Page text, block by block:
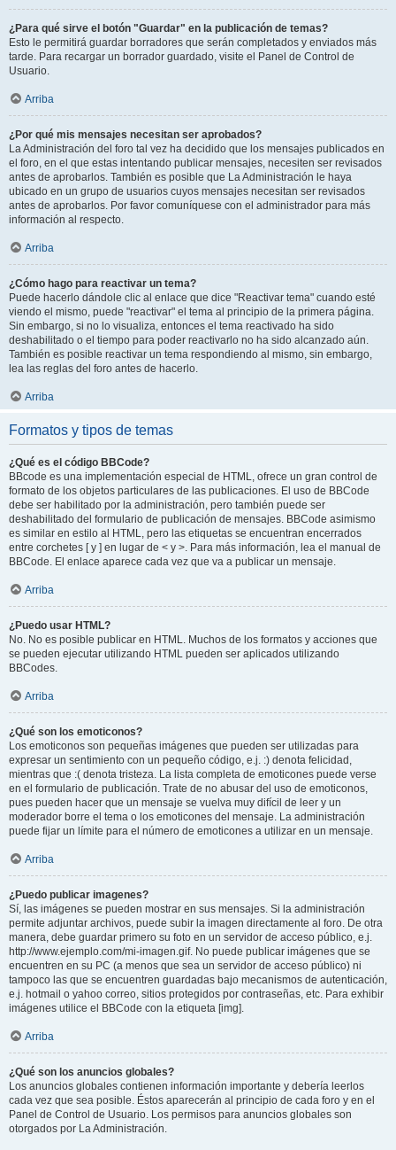
¿Para qué sirve el botón "Guardar" en la publicación de temas?
Esto le permitirá guardar borradores que serán completados y enviados más
tarde. Para recargar un borrador guardado, visite el Panel de Control de
Usuario.
Arriba
¿Por qué mis mensajes necesitan ser aprobados?
La Administración del foro tal vez ha decidido que los mensajes publicados en
el foro, en el que estas intentando publicar mensajes, necesiten ser revisados
antes de aprobarlos. También es posible que La Administración le haya
ubicado en un grupo de usuarios cuyos mensajes necesitan ser revisados
antes de aprobarlos. Por favor comuníquese con el administrador para más
información al respecto.
Arriba
¿Cómo hago para reactivar un tema?
Puede hacerlo dándole clic al enlace que dice "Reactivar tema" cuando esté
viendo el mismo, puede "reactivar" el tema al principio de la primera página.
Sin embargo, si no lo visualiza, entonces el tema reactivado ha sido
deshabilitado o el tiempo para poder reactivarlo no ha sido alcanzado aún.
También es posible reactivar un tema respondiendo al mismo, sin embargo,
lea las reglas del foro antes de hacerlo.
Arriba
Formatos y tipos de temas
¿Qué es el código BBCode?
BBcode es una implementación especial de HTML, ofrece un gran control de
formato de los objetos particulares de las publicaciones. El uso de BBCode
debe ser habilitado por la administración, pero también puede ser
deshabilitado del formulario de publicación de mensajes. BBCode asimismo
es similar en estilo al HTML, pero las etiquetas se encuentran encerrados
entre corchetes [ y ] en lugar de < y >. Para más información, lea el manual de
BBCode. El enlace aparece cada vez que va a publicar un mensaje.
Arriba
¿Puedo usar HTML?
No. No es posible publicar en HTML. Muchos de los formatos y acciones que
se pueden ejecutar utilizando HTML pueden ser aplicados utilizando
BBCodes.
Arriba
¿Qué son los emoticonos?
Los emoticonos son pequeñas imágenes que pueden ser utilizadas para
expresar un sentimiento con un pequeño código, e.j. :) denota felicidad,
mientras que :( denota tristeza. La lista completa de emoticones puede verse
en el formulario de publicación. Trate de no abusar del uso de emoticonos,
pues pueden hacer que un mensaje se vuelva muy difícil de leer y un
moderador borre el tema o los emoticones del mensaje. La administración
puede fijar un límite para el número de emoticones a utilizar en un mensaje.
Arriba
¿Puedo publicar imagenes?
Sí, las imágenes se pueden mostrar en sus mensajes. Si la administración
permite adjuntar archivos, puede subir la imagen directamente al foro. De otra
manera, debe guardar primero su foto en un servidor de acceso público, e.j.
http://www.ejemplo.com/mi-imagen.gif. No puede publicar imágenes que se
encuentren en su PC (a menos que sea un servidor de acceso público) ni
tampoco las que se encuentren guardadas bajo mecanismos de autenticación,
e.j. hotmail o yahoo correo, sitios protegidos por contraseñas, etc. Para exhibir
imágenes utilice el BBCode con la etiqueta [img].
Arriba
¿Qué son los anuncios globales?
Los anuncios globales contienen información importante y debería leerlos
cada vez que sea posible. Éstos aparecerán al principio de cada foro y en el
Panel de Control de Usuario. Los permisos para anuncios globales son
otorgados por La Administración.